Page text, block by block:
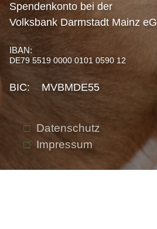
Spendenkonto bei der
Volksbank Darmstadt Mainz eG
IBAN:
DE79 5519 0000 0101 0590 12
BIC: MVBMDE55
Datenschutz
Impressum